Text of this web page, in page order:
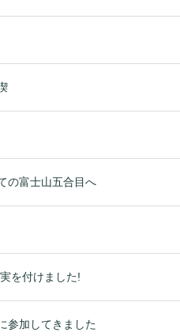
の富士山五合目へ
を付けました!
参加してきました